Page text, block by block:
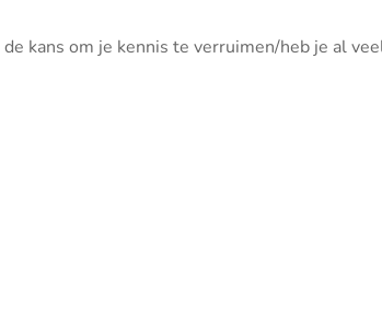
kans om je kennis te verruimen/heb je al